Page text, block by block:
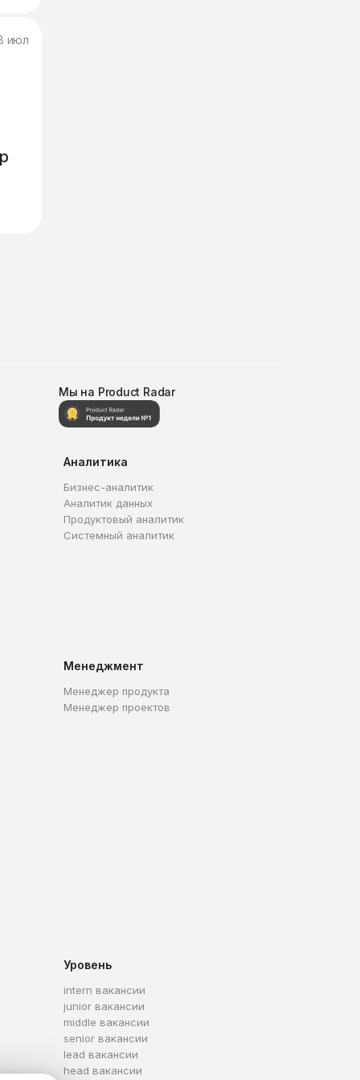
июл
Мы на Product Radar
Аналитика
Бизнес-аналитик
Аналитик данных
Продуктовый аналитик
Системный аналитик
Менеджмент
Менеджер продукта
Менеджер проектов
Уровень
intern вакансии
junior вакансии
middle вакансии
senior вакансии
lead вакансии
head вакансии